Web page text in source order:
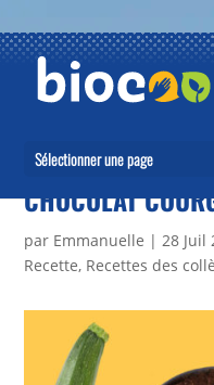
Sélectionner une page
CHOCOLAT
par Emmanuelle |28 Juil
Recette, Recettes des